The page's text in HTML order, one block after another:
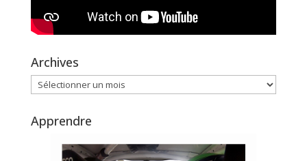
Archives
Archives
Apprendre